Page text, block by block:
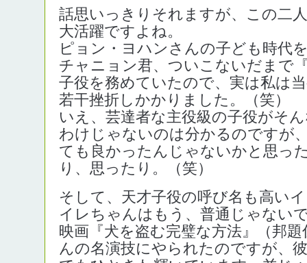
話思いっきりそれますが、この二
大活躍ですよね。
ピョン・ヨハンさんの子ども時代
チャニョン君、ついこないだまで
子役を務めていたので、実は私は
若干挫折しかかりました。（笑）
いえ、芸達者な主役級の子役がそ
わけじゃないのは分かるのですが
ても良かったんじゃないかと思っ
り、思ったり。（笑）
そして、天才子役の呼び名も高い
イレちゃんはもう、普通じゃない
映画『犬を盗む完璧な方法』（邦
んの名演技にやられたのですが、